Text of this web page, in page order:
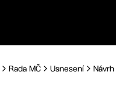
Rada MČ Usnesení